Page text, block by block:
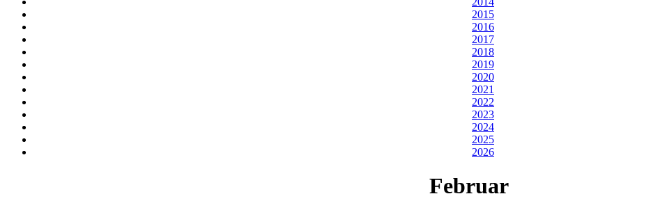
2015
2016
2017
2018
2019
2020
2021
2022
2023
2024
2025
2026
Februar